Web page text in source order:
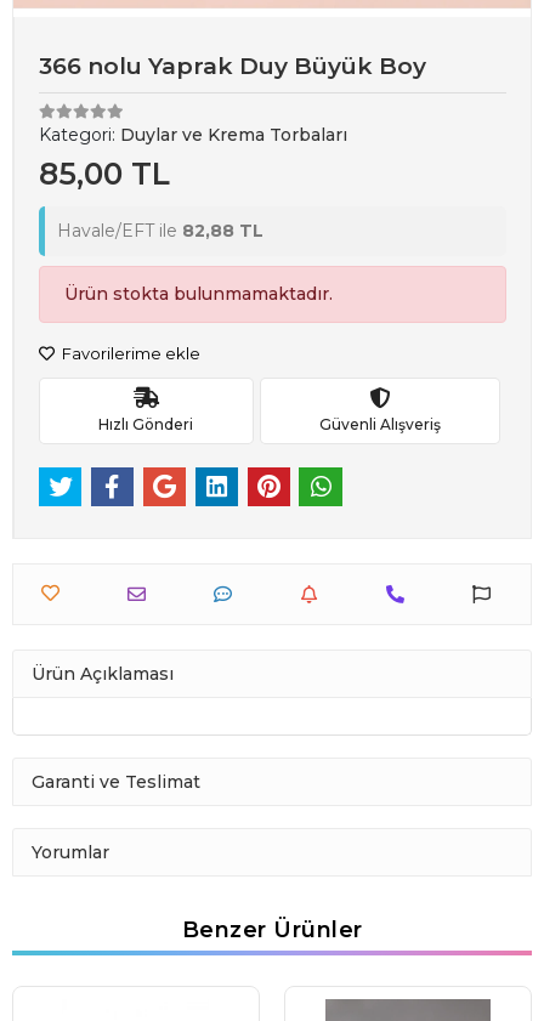
366 nolu Yaprak Duy Büyük Boy
Kategori: Duylar ve Krema Torbaları
85,00 TL
Havale/EFT ile 82,88 TL
Ürün stokta bulunmamaktadır.
Favorilerime ekle
Hızlı Gönderi Güvenli Alışveriş
Ürün Açıklaması
Garanti ve Teslimat
Yorumlar
Benzer Ürünler